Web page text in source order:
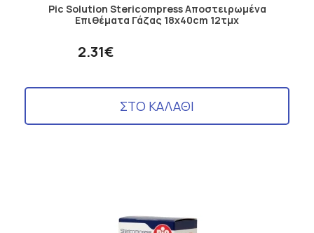
Pic Solution Stericompress Αποστειρωμένα
Επιθέματα Γάζας 18x40cm 12τμχ
2.31€
ΣΤΟ ΚΑΛΑΘΙ